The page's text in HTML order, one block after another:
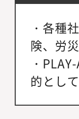
・各種
険、労災
・
的とし